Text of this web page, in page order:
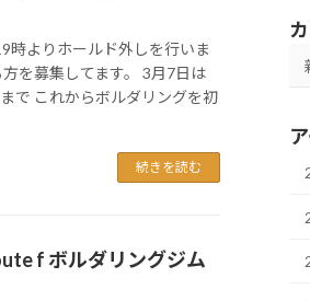
時よりホールド外しを行いま
を募集してます。 3月7日は
で これからボルダリングを初
続きを読む
f ボルダリングジム